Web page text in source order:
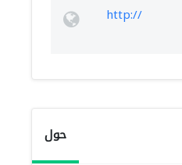
http://
حول